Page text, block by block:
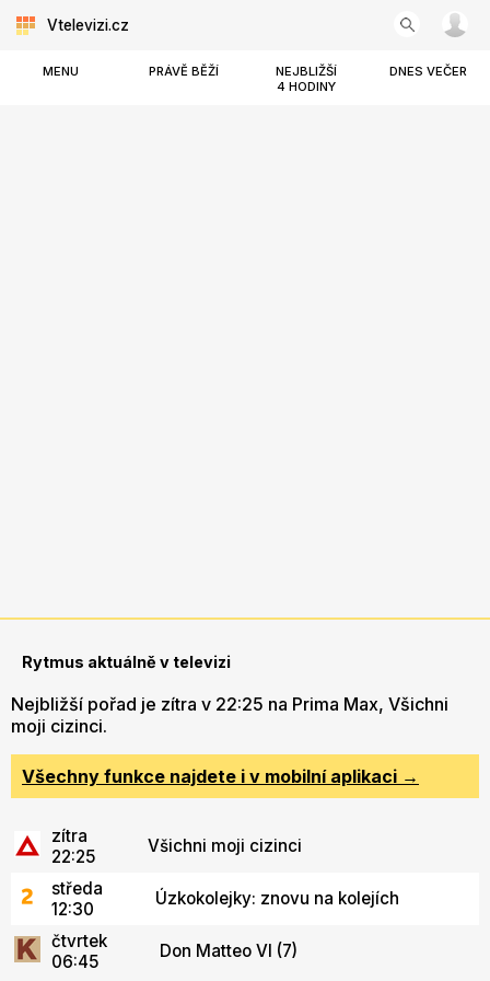
Vtelevizi.cz
MENU PRÁVĚ BĚŽÍ
NEJBLIŽŠÍ
4 HODINY
DNES VEČER
Rytmus aktuálně v televizi
Nejbližší pořad je zítra v 22:25 na Prima Max, Všichni
moji cizinci.
Všechny funkce najdete i v mobilní aplikaci →
zítra
22:25
Všichni moji cizinci
středa
12:30
Úzkokolejky: znovu na kolejích
čtvrtek
06:45
Don Matteo VI (7)